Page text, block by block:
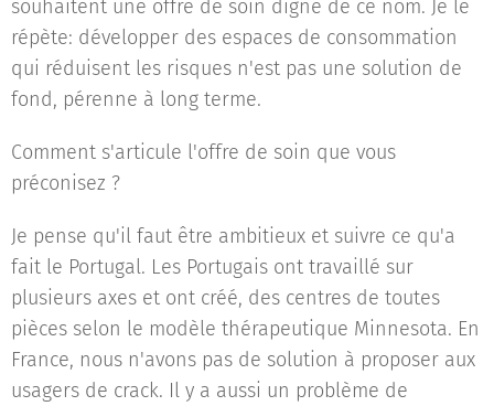
souhaitent une offre de soin digne de ce nom. Je le
répète: développer des espaces de consommation
qui réduisent les risques n'est pas une solution de
fond, pérenne à long terme.
Comment s'articule l'offre de soin que vous
préconisez ?
Je pense qu'il faut être ambitieux et suivre ce qu'a
fait le Portugal. Les Portugais ont travaillé sur
plusieurs axes et ont créé, des centres de toutes
pièces selon le modèle thérapeutique Minnesota. En
France, nous n'avons pas de solution à proposer aux
usagers de crack. Il y a aussi un problème de